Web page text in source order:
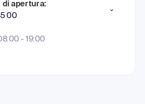
di apertura:
00
- 19:00